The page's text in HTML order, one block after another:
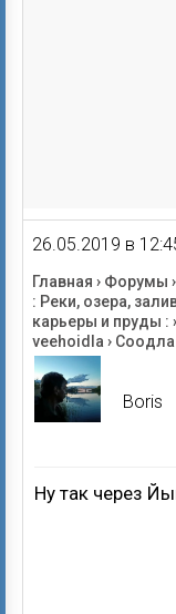
26.05.2019 в
Главная › Форумы ›
: Реки, озера,
карьеры и пруды : ›
veehoidla ›
Boris
Ну так через